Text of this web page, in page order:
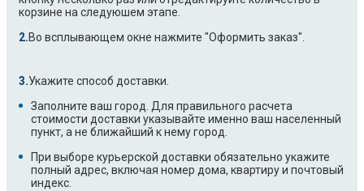
корзине на следуюшем этапе.
Во всплывающем окне нажмите "Оформить заказ".
Укажите способ доставки.
Заполните ваш город. Для правильного расчета
стоимости доставки указывайте именно ваш населенный
пункт, а не ближайший к нему город.
При выборе курьерской доставки обязательно укажите
полный адрес, включая номер дома, квартиру и почтовый
индекс.